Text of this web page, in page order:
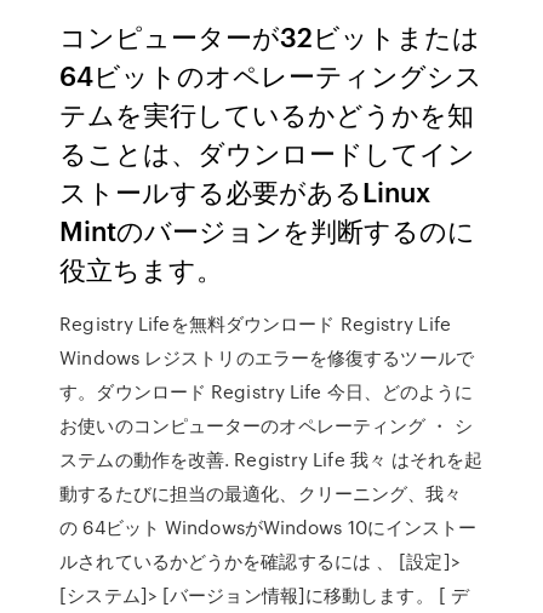
コンピューターが32ビットまたは
64ビットのオペレーティングシス
テムを実行しているかどうかを知
ることは、ダウンロードしてイン
ストールする必要があるLinux
Mintのバージョンを判断するのに
役立ちます。
Registry Lifeを無料ダウンロード Registry Life
Windows レジストリのエラーを修復するツールで
す。ダウンロード Registry Life 今日、どのように
お使いのコンピューターのオペレーティング ・ シ
ステムの動作を改善. Registry Life 我々 はそれを起
動するたびに担当の最適化、クリーニング、我々
の 64ビット WindowsがWindows 10にインストー
ルされているかどうかを確認するには 、 [設定]>
[システム]> [バージョン情報]に移動します。 [ デ